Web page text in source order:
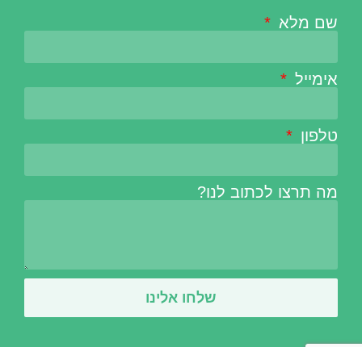
שם מלא
אימייל
טלפון
מה תרצו לכתוב לנו?
שלחו אלינו